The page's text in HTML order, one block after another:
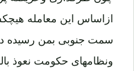
ازاساس این معامله
سمت جنوبی بمن رسیده
ونظامهای حکومت نعوذ